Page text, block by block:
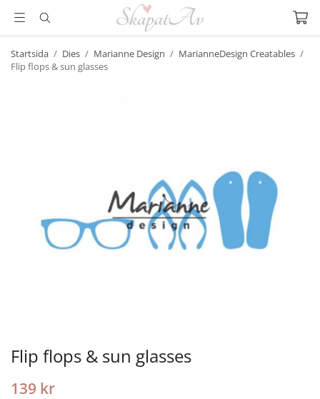
Startsida / Dies / Marianne Design / MarianneDesign Creatables /
Flip flops & sun glasses
Flip flops & sun glasses
139 kr